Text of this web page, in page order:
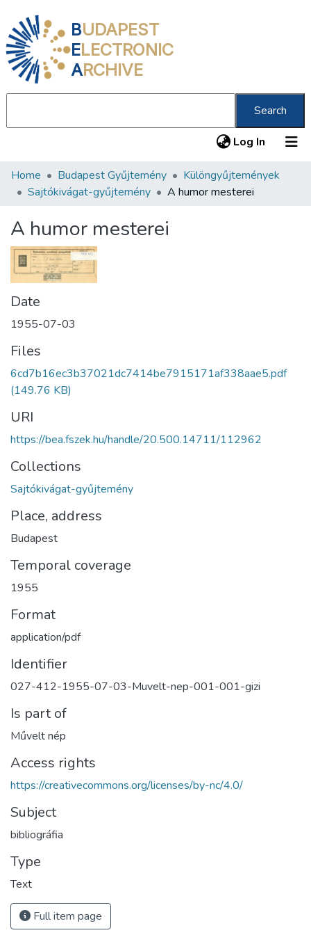
BUDAPEST
ELECTRONIC
ARCHIVE
Search
Log In (current)
Communities & Collections
Statistics
About us
Home Budapest Gyűjtemény
Különgyűjtemények
Sajtókivágat-gyűjtemény
A humor mesterei
A humor mesterei
Date
1955-07-03
Files
6cd7b16ec3b37021dc7414be7915171af338aae5.pdf
(149.76 KB)
URI
https://bea.fszek.hu/handle/20.500.14711/112962
Collections
Sajtókivágat-gyűjtemény
Place, address
Budapest
Temporal coverage
1955
Format
application/pdf
Identifier
027-412-1955-07-03-Muvelt-nep-001-001-gizi
Is part of
Művelt nép
Access rights
https://creativecommons.org/licenses/by-nc/4.0/
Subject
bibliográfia
Type
Text
Full item page